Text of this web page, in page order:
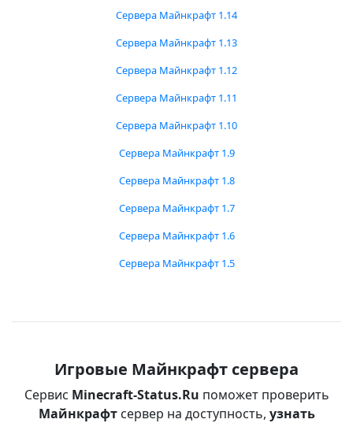
Сервера Майнкрафт 1.14
Сервера Майнкрафт 1.13
Сервера Майнкрафт 1.12
Сервера Майнкрафт 1.11
Сервера Майнкрафт 1.10
Сервера Майнкрафт 1.9
Сервера Майнкрафт 1.8
Сервера Майнкрафт 1.7
Сервера Майнкрафт 1.6
Сервера Майнкрафт 1.5
Игровые Майнкрафт сервера
Сервис Minecraft-Status.Ru поможет проверить
Майнкрафтсервер на доступность, узнать